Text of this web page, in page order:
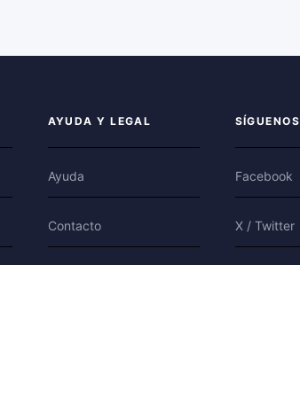
AYUDA Y LEGAL
Ayuda
Contacto
SÍGUENOS
Facebook
X / Twitter